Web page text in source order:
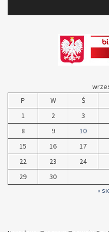
P
W Ś
1
2 3
8
9 10
15
16 17
22
23 24
29
30
«